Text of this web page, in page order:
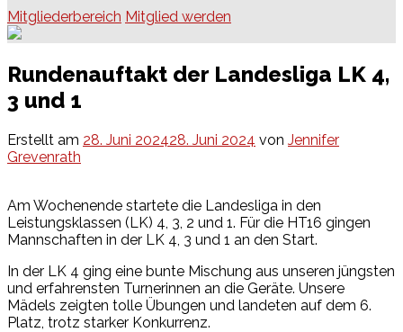
Mitgliederbereich Mitglied werden
Rundenauftakt der Landesliga LK 4,
3 und 1
Erstellt am 28. Juni 202428. Juni 2024 von Jennifer
Grevenrath
Am Wochenende startete die Landesliga in den
Leistungsklassen (LK) 4, 3, 2 und 1. Für die HT16 gingen
Mannschaften in der LK 4, 3 und 1 an den Start.
In der LK 4 ging eine bunte Mischung aus unseren jüngsten
und erfahrensten Turnerinnen an die Geräte. Unsere
Mädels zeigten tolle Übungen und landeten auf dem 6.
Platz, trotz starker Konkurrenz.